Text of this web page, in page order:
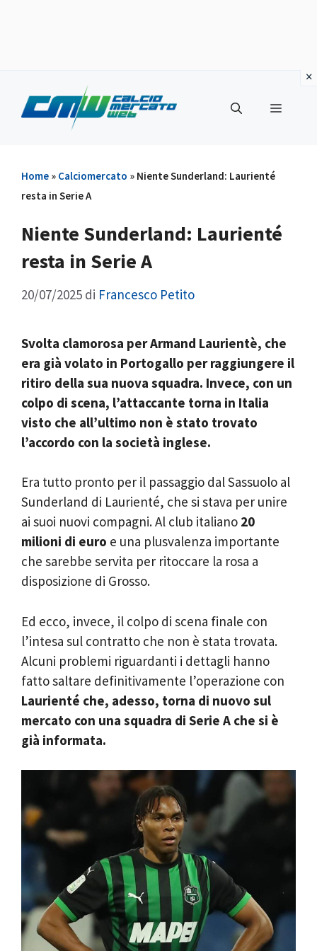
contenuto
Menu
Home » Calciomercato » Niente Sunderland: Laurienté
resta in Serie A
Niente Sunderland: Laurienté
resta in Serie A
20/07/2025 di Francesco Petito
Svolta clamorosa per Armand Laurientè, che
era già volato in Portogallo per raggiungere il
ritiro della sua nuova squadra. Invece, con un
colpo di scena, l’attaccante torna in Italia
visto che all’ultimo non è stato trovato
l’accordo con la società inglese.
Era tutto pronto per il passaggio dal Sassuolo al
Sunderland di Laurienté, che si stava per unire
ai suoi nuovi compagni. Al club italiano 20
milioni di euro e una plusvalenza importante
che sarebbe servita per ritoccare la rosa a
disposizione di Grosso.
Ed ecco, invece, il colpo di scena finale con
l’intesa sul contratto che non è stata trovata.
Alcuni problemi riguardanti i dettagli hanno
fatto saltare definitivamente l’operazione con
Laurienté che, adesso, torna di nuovo sul
mercato con una squadra di Serie A che si è
già informata.